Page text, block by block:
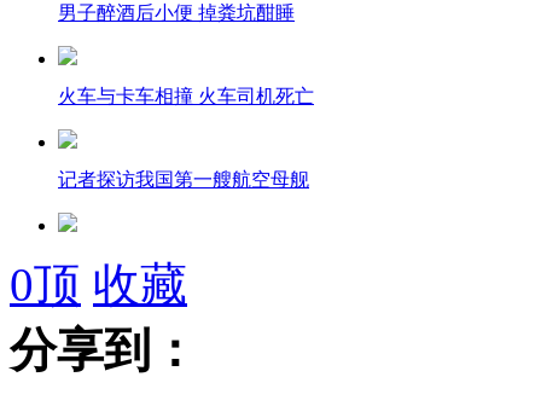
男子醉酒后小便 掉粪坑酣睡
火车与卡车相撞 火车司机死亡
记者探访我国第一艘航空母舰
小学班级搞创新 59人59个班干部
为防自行车再被盗 女子前后轮安6把锁
0顶 收藏
分享到：